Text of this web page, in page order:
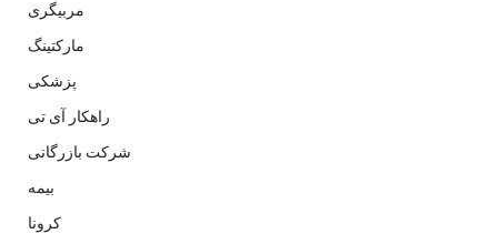
مربیگری
مارکتینگ
پزشکی
راهکار آی تی
شرکت بازرگانی
بیمه
کرونا